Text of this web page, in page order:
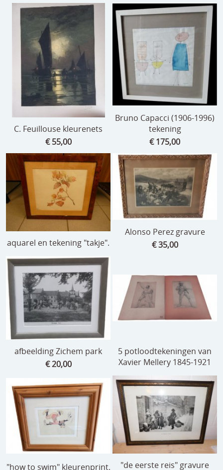
C. Feuillouse kleurenets
€ 55,00
Bruno Capacci (1906-1996)
tekening
€ 175,00
aquarel en tekening "takje".
Alonso Perez gravure
€ 35,00
afbeelding Zichem park
€ 20,00
5 potloodtekeningen van
Xavier Mellery 1845-1921
"how to swim" kleurenprint.
"de eerste reis" gravure